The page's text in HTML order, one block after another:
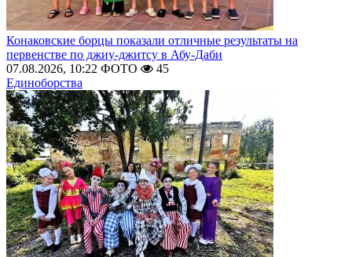
Конаковские борцы показали отличные результаты на
первенстве по джиу-джитсу в Абу-Даби
07.08.2026, 10:22 ФОТО
45
Единоборства